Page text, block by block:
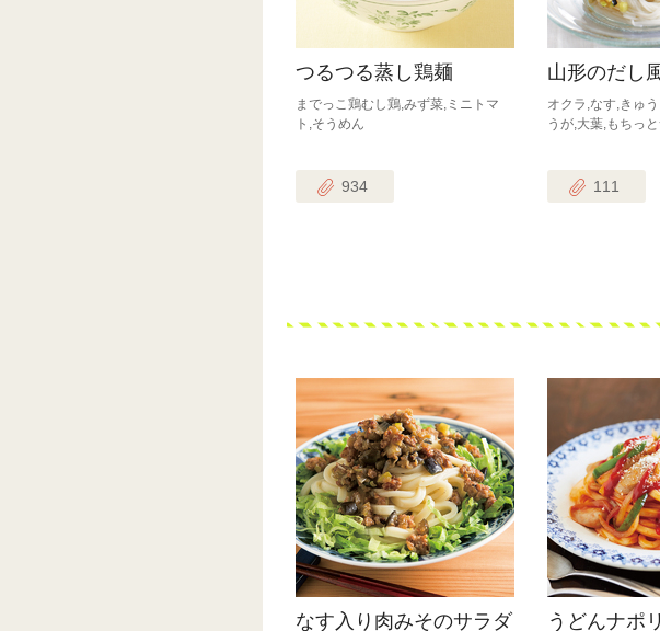
つるつる蒸し鶏麺
までっこ鶏むし鶏,みず菜,ミニトマ
ト,そうめん
934
山形のだし
オクラ,なす,きゅ
うが,大葉,もちっ
111
なす入り肉みそのサラダ
うどんナポ